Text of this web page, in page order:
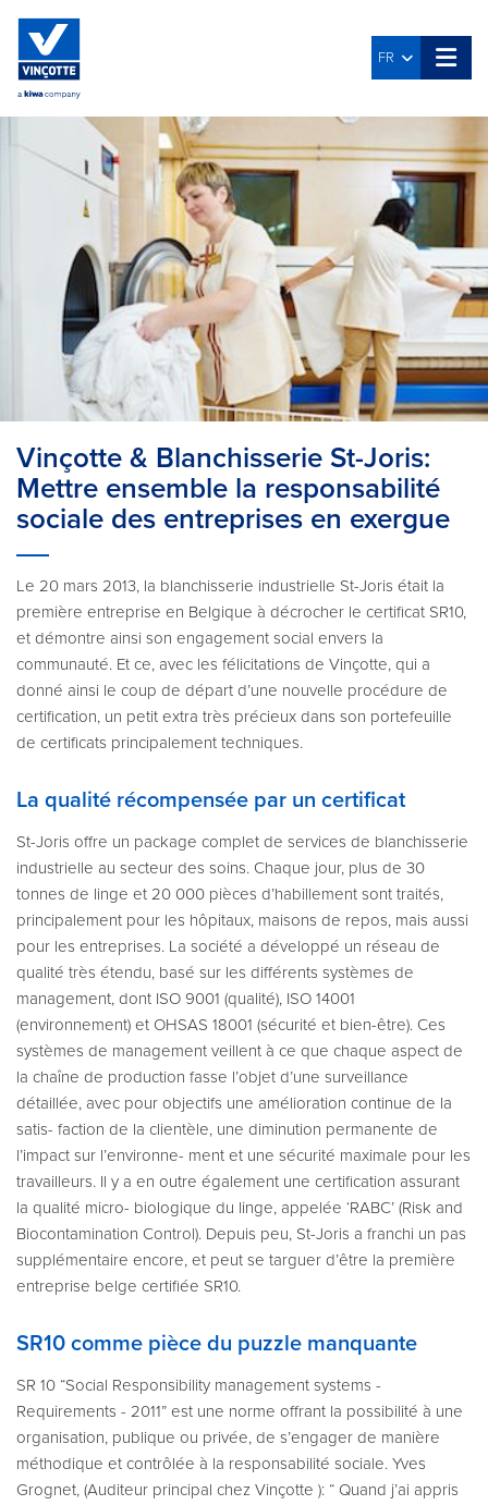
FR
Vinçotte & Blanchisserie St-Joris:
Mettre ensemble la responsabilité
sociale des entreprises en exergue
Le 20 mars 2013, la blanchisserie industrielle St-Joris était la
première entreprise en Belgique à décrocher le certificat SR10,
et démontre ainsi son engagement social envers la
communauté. Et ce, avec les félicitations de Vinçotte, qui a
donné ainsi le coup de départ d’une nouvelle procédure de
certification, un petit extra très précieux dans son portefeuille
de certificats principalement techniques.
La qualité récompensée par un certificat
St-Joris offre un package complet de services de blanchisserie
industrielle au secteur des soins. Chaque jour, plus de 30
tonnes de linge et 20 000 pièces d’habillement sont traités,
principalement pour les hôpitaux, maisons de repos, mais aussi
pour les entreprises. La société a développé un réseau de
qualité très étendu, basé sur les différents systèmes de
management, dont ISO 9001 (qualité), ISO 14001
(environnement) et OHSAS 18001 (sécurité et bien-être). Ces
systèmes de management veillent à ce que chaque aspect de
la chaîne de production fasse l’objet d’une surveillance
détaillée, avec pour objectifs une amélioration continue de la
satis- faction de la clientèle, une diminution permanente de
l’impact sur l’environne- ment et une sécurité maximale pour les
travailleurs. Il y a en outre également une certification assurant
la qualité micro- biologique du linge, appelée ‘RABC’ (Risk and
Biocontamination Control). Depuis peu, St-Joris a franchi un pas
supplémentaire encore, et peut se targuer d’être la première
entreprise belge certifiée SR10.
SR10 comme pièce du puzzle manquante
SR 10 “Social Responsibility management systems -
Requirements - 2011” est une norme offrant la possibilité à une
organisation, publique ou privée, de s’engager de manière
méthodique et contrôlée à la responsabilité sociale. Yves
Grognet, (Auditeur principal chez Vinçotte ): “ Quand j’ai appris